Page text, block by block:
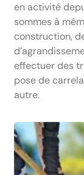
en activité
sommes à
construction,
effectuer des
pose de
autre.